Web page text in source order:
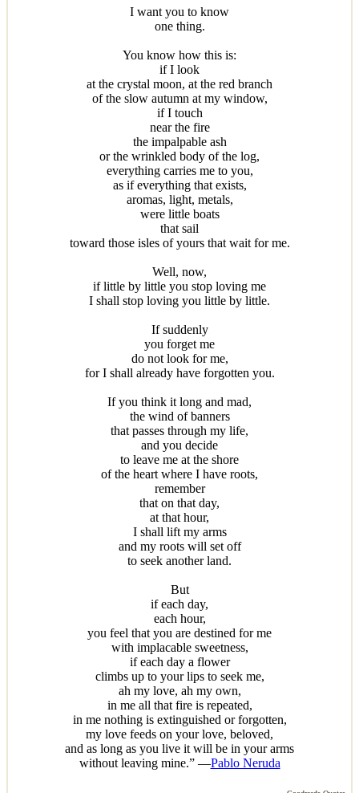
I want you to know
one thing.
You know how this is:
if I look
at the crystal moon, at the red branch
of the slow autumn at my window,
if I touch
near the fire
the impalpable ash
or the wrinkled body of the log,
everything carries me to you,
as if everything that exists,
aromas, light, metals,
were little boats
that sail
toward those isles of yours that wait for me.
Well, now,
if little by little you stop loving me
I shall stop loving you little by little.
If suddenly
you forget me
do not look for me,
for I shall already have forgotten you.
If you think it long and mad,
the wind of banners
that passes through my life,
and you decide
to leave me at the shore
of the heart where I have roots,
remember
that on that day,
at that hour,
I shall lift my arms
and my roots will set off
to seek another land.
But
if each day,
each hour,
you feel that you are destined for me
with implacable sweetness,
if each day a flower
climbs up to your lips to seek me,
ah my love, ah my own,
in me all that fire is repeated,
in me nothing is extinguished or forgotten,
my love feeds on your love, beloved,
and as long as you live it will be in your arms
without leaving mine.” —Pablo Neruda